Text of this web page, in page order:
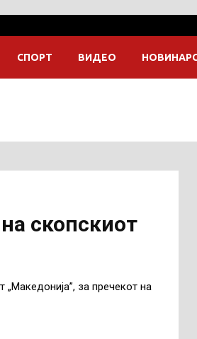
СПОРТ ВИДЕО
скопскиот
за пречекот на